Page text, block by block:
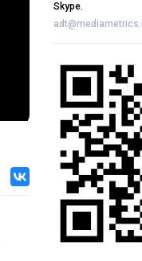
Skype.